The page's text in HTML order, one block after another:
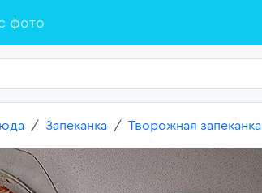
фото
Запеканка Творожная запеканка